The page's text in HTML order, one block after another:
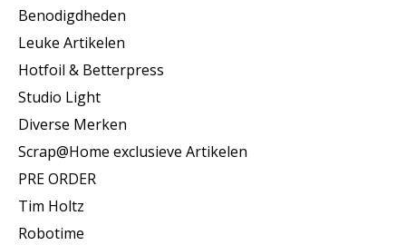
Benodigdheden
Leuke Artikelen
Hotfoil & Betterpress
Studio Light
Diverse Merken
Scrap@Home exclusieve Artikelen
PRE ORDER
Tim Holtz
Robotime